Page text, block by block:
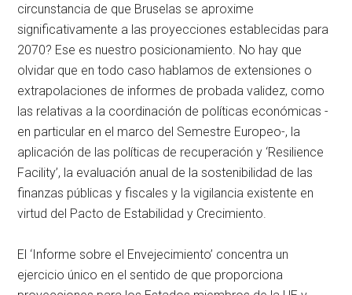
circunstancia de que Bruselas se aproxime
significativamente a las proyecciones establecidas para
2070? Ese es nuestro posicionamiento. No hay que
olvidar que en todo caso hablamos de extensiones o
extrapolaciones de informes de probada validez, como
las relativas a la coordinación de políticas económicas -
en particular en el marco del Semestre Europeo-, la
aplicación de las políticas de recuperación y ‘Resilience
Facility’, la evaluación anual de la sostenibilidad de las
finanzas públicas y fiscales y la vigilancia existente en
virtud del Pacto de Estabilidad y Crecimiento.
El ‘Informe sobre el Envejecimiento’ concentra un
ejercicio único en el sentido de que proporciona